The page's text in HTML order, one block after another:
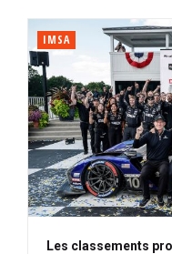
IMSA
Les classements